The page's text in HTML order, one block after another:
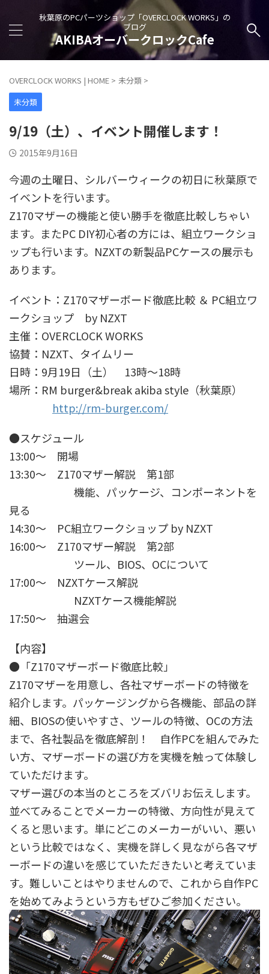
秋葉原のPCパーツショップ「OVERCLOCK WORKS」の
ブログ
AKIBAオーバークロックCafe
OVERCLOCK WORKS | HOME > 未分類 >
未分類
9/19（土）、イベント開催します！
2015年9月16日
今週の土曜日、シルバーウィークの初日に秋葉原で
イベントを行います。
Z170マザーの機能と使い勝手を徹底比較しちゃい
ます。またPC DIY初心者の方には、組立ワークショ
ップも行います。NZXTの新製品PCケースの展示も
あります。
イベント：Z170マザーボード徹底比較 ＆ PC組立ワ
ークショップ by NZXT
主催：OVERCLOCK WORKS
協賛：NZXT、タイムリー
日時：9月19日（土） 13時～18時
場所：RM burger&break akiba style（秋葉原）
http://rm-burger.com/
●スケジュール
13:00～ 開場
13:30～ Z170マザー解説 第1部
機能、パッケージ、コンポーネントを
見る
14:30～ PC組立ワークショップ by NZXT
16:00～ Z170マザー解説 第2部
ツール、BIOS、OCについて
17:00～ NZXTケース解説
NZXTケース機能解説
17:50～ 抽選会
【内容】
●「Z170マザーボード徹底比較」
Z170マザーを用意し、各社マザーボードの特徴を
紹介します。パッケージングから各機能、部品の詳
細、BIOSの使いやすさ、ツールの特徴、OCの方法
まで、各社製品を徹底解剖！ 自作PCを組んでみた
い方、マザーボードの選び方を実機を触って体験し
ていただけます。
マザー選びの本当のところをズバリお伝えします。
並べてみることでメーカーの特徴、方向性が見えて
くると思います。単にどこのメーカーがいい、悪い
という比較ではなく、実機を詳しく見ながら各マザ
ーボードの違いを感じていただきたいと考えていま
す。難しいことはやりませんので、これから自作PC
を始めてみようという方もぜひご参加ください。